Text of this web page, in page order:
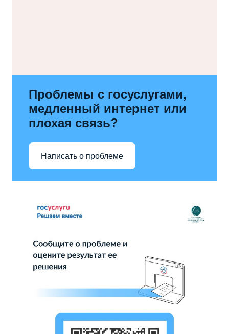
Проблемы с госуслугами,
медленный интернет или
плохая связь?
Написать о проблеме